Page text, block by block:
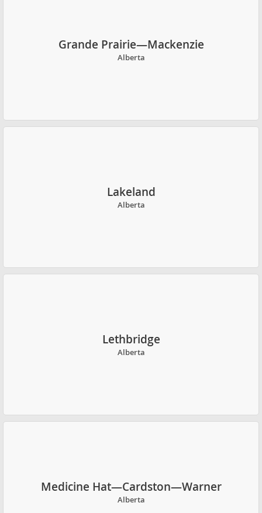
Grande Prairie—Mackenzie
Alberta
Lakeland
Alberta
Lethbridge
Alberta
Medicine Hat—Cardston—Warner
Alberta